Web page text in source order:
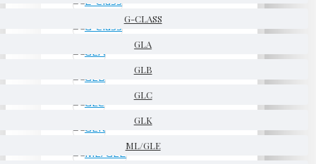
G-CLASS
GLA
GLB
GLC
GLK
ML/GLE